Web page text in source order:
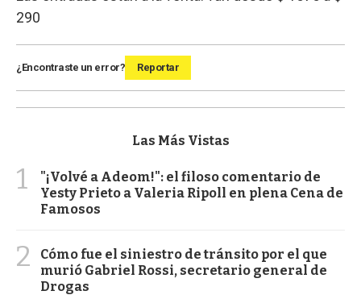
290
¿Encontraste un error? Reportar
Las Más Vistas
1
"¡Volvé a Adeom!": el filoso comentario de
Yesty Prieto a Valeria Ripoll en plena Cena de
Famosos
2
Cómo fue el siniestro de tránsito por el que
murió Gabriel Rossi, secretario general de
Drogas